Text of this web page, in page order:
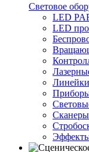
Световое
LED
LED
Сканеры